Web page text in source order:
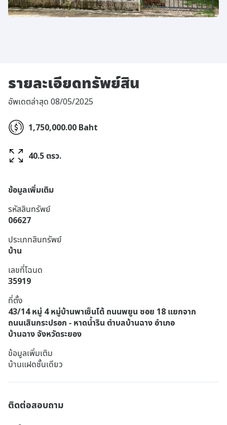
รายละเอียดทรัพย์สิน
อัพเดตล่าสุด 08/05/2025
1,750,000.00 Baht
40.5 ตรว.
ข้อมูลเพิ่มเติม
รหัสสินทรัพย์
06627
ประเภทสินทรัพย์
บ้าน
เลขที่โฉนด
35919
ที่ตั้ง
43/14 หมู่ 4 หมู่บ้านพาเซ็นโต้ ถนนพยูน ซอย 18 แยกจาก
ถนนเสินกระปรอก - หาดน้ำริน ตำบลบ้านฉาง อำเภอ
บ้านฉาง จังหวัดระยอง
ข้อมูลเพิ่มเติม
บ้านแฝดชั้นเดียว
ติดต่อสอบถาม